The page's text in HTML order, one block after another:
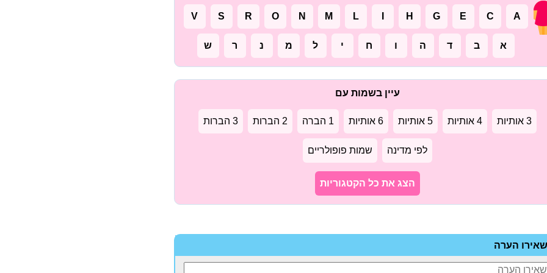
A
C
E
G
H
L
M
N
O
R
S
V
א ב ד ה ו ח י ל מ נ ר ש
עיין בשמות עם
3 אותיות 4 אותיות 5 אותיות 6 אותיות 1 הברה 2 הברות 3 הברות
לפי מדינה שמות פופולריים
הצג את כל הקטגוריות
הערה